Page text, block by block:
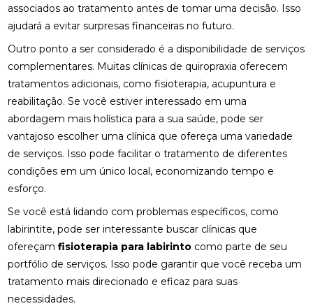
associados ao tratamento antes de tomar uma decisão. Isso
ajudará a evitar surpresas financeiras no futuro.
Outro ponto a ser considerado é a disponibilidade de serviços
complementares. Muitas clínicas de quiropraxia oferecem
tratamentos adicionais, como fisioterapia, acupuntura e
reabilitação. Se você estiver interessado em uma
abordagem mais holística para a sua saúde, pode ser
vantajoso escolher uma clínica que ofereça uma variedade
de serviços. Isso pode facilitar o tratamento de diferentes
condições em um único local, economizando tempo e
esforço.
Se você está lidando com problemas específicos, como
labirintite, pode ser interessante buscar clínicas que
ofereçamfisioterapia para labirinto como parte de seu
portfólio de serviços. Isso pode garantir que você receba um
tratamento mais direcionado e eficaz para suas
necessidades.
COMO MONTAR SUA CLÍNICA?
CONSULTA COM ACUPUNTURISTA: O QUE ESPERAR
DESCUBRA A ACUPUNTURA RJ: BENEFÍCIOS E
PRÁTICAS
DESCUBRA COMO A PALMILHA PARA FASCITE
PLANTAR PODE ALIVIAR SUAS DORES
DESCUBRA COMO A QUIROPRAXIA E A
FISIOTERAPIA PODEM TRANSFORMAR SUA SAÚDE
DESCUBRA COMO UM QUIROPRATA PODE
TRANSFORMAR SUA SAÚDE
DESCUBRA O PREÇO DA PALMILHA ORTOPÉDICA E
COMO ESCOLHER A IDEAL
DESCUBRA O PREÇO DA PALMILHA ORTOPÉDICA E